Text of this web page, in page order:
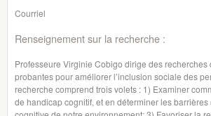
Courriel
Renseignement sur la recherche :
Professeure Virginie Cobigo dirige des
probantes pour améliorer l’inclusion sociale des
recherche comprend trois volets : 1) Examiner
de handicap cognitif, et en déterminer les